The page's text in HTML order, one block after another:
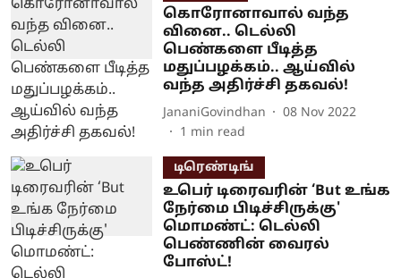
கொரோனாவால் வந்த
வினை.. டெல்லி
பெண்களை பீடித்த
மதுப்பழக்கம்.. ஆய்வில்
வந்த அதிர்ச்சி தகவல்!
JananiGovindhan
08 Nov 2022
1 min read
டிரெண்டிங்
உபெர் டிரைவரின் ‘But உங்க
நேர்மை பிடிச்சிருக்கு'
மொமண்ட்: டெல்லி
பெண்ணின் வைரல்
போஸ்ட்!